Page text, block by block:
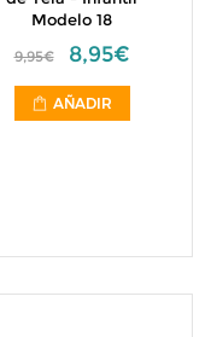
Modelo 18
9,95€ 8,95€
AÑADIR